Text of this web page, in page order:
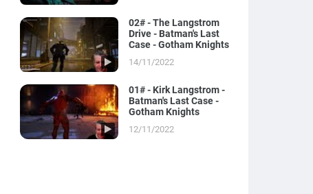
02# - The Langstrom
Drive - Batman's Last
Case - Gotham Knights
14/11/2022
01# - Kirk Langstrom -
Batman's Last Case -
Gotham Knights
12/11/2022